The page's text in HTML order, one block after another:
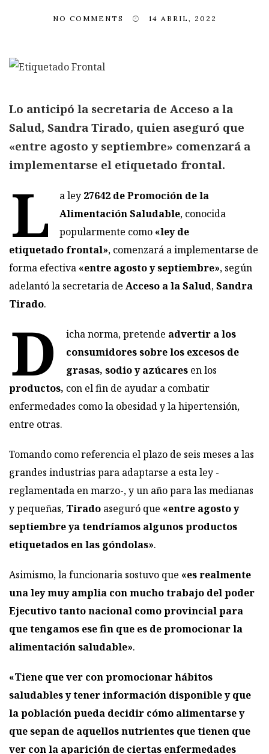
NO COMMENTS 14 ABRIL, 2022
Lo anticipó la secretaria de Acceso a la
Salud, Sandra Tirado, quien aseguró que
«entre agosto y septiembre» comenzará a
implementarse el etiquetado frontal.
L a ley 27642 de Promoción de la
Alimentación Saludable, conocida
popularmente como «ley de
etiquetado frontal», comenzará a implementarse de
forma efectiva «entre agosto y septiembre», según
adelantó la secretaria de Acceso a la Salud,Sandra
Tirado.
D icha norma, pretende advertir a los
consumidores sobre los excesos de
grasas, sodio y azúcares en los
productos, con el fin de ayudar a combatir
enfermedades como la obesidad y la hipertensión,
entre otras.
Tomando como referencia el plazo de seis meses a las
grandes industrias para adaptarse a esta ley -
reglamentada en marzo-, y un año para las medianas
y pequeñas, Tirado aseguró que «entre agosto y
septiembre ya tendríamos algunos productos
etiquetados en las góndolas».
Asimismo, la funcionaria sostuvo que «es realmente
una ley muy amplia con mucho trabajo del poder
Ejecutivo tanto nacional como provincial para
que tengamos ese fin que es de promocionar la
alimentación saludable».
«Tiene que ver con promocionar hábitos
saludables y tener información disponible y que
la población pueda decidir cómo alimentarse y
que sepan de aquellos nutrientes que tienen que
ver con la aparición de ciertas enfermedades